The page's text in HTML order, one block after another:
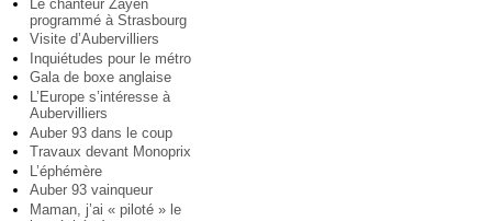
Le chanteur Zayen
programmé à Strasbourg
Visite d’Aubervilliers
Inquiétudes pour le métro
Gala de boxe anglaise
L’Europe s’intéresse à
Aubervilliers
Auber 93 dans le coup
Travaux devant Monoprix
L’éphémère
Auber 93 vainqueur
Maman, j’ai « piloté » le